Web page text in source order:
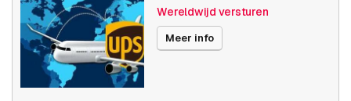
Panoramisch
plaatsing
Kleur van het product Wit
Merkcompatibiliteit
Wereldwijd versturen
Meer info